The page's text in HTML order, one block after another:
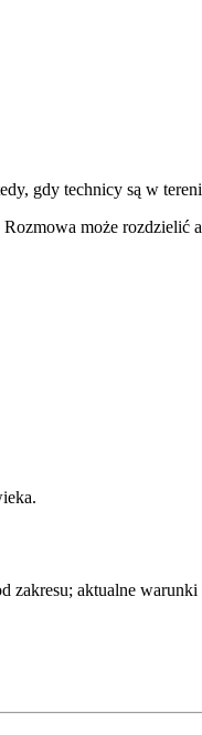
gdy technicy są w
Rozmowa może rozdzielić
zakresu; aktualne